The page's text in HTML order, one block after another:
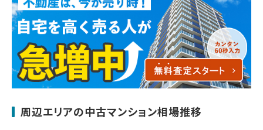
周辺エリアの中古マンション相場推移